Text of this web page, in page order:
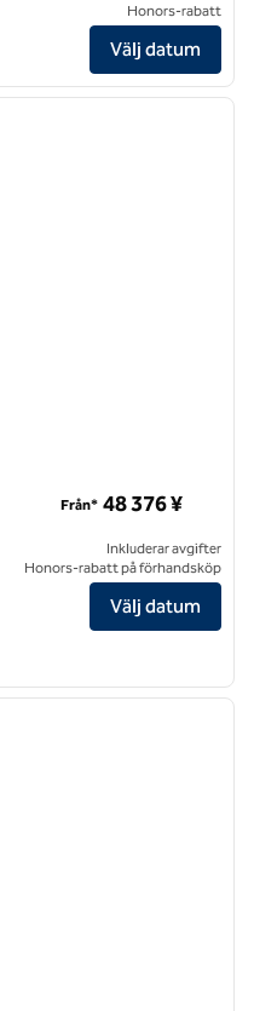
Hotel, an SLH Hotel
Honors-rabatt
Välj datum
1/12
nästa
Från* 48 376 ¥
Inkluderar avgifter
Honors-rabatt på förhandsköp
Välj datum
nästa